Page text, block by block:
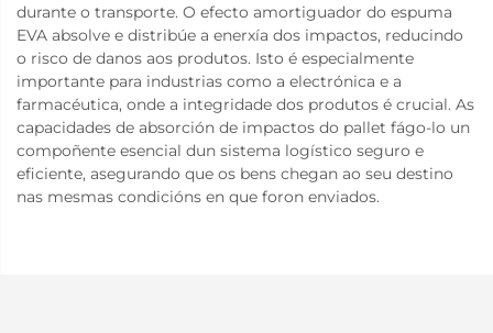
durante o transporte. O efecto amortiguador do espuma
EVA absolve e distribúe a enerxía dos impactos, reducindo
o risco de danos aos produtos. Isto é especialmente
importante para industrias como a electrónica e a
farmacéutica, onde a integridade dos produtos é crucial. As
capacidades de absorción de impactos do pallet fágo-lo un
compoñente esencial dun sistema logístico seguro e
eficiente, asegurando que os bens chegan ao seu destino
nas mesmas condicións en que foron enviados.